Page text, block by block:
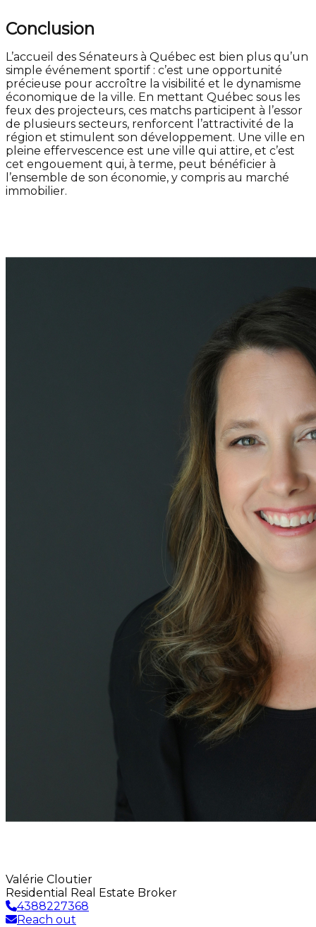
Conclusion
L’accueil des Sénateurs à Québec est bien plus qu’un
simple événement sportif : c’est une opportunité
précieuse pour accroître la visibilité et le dynamisme
économique de la ville. En mettant Québec sous les
feux des projecteurs, ces matchs participent à l’essor
de plusieurs secteurs, renforcent l’attractivité de la
région et stimulent son développement. Une ville en
pleine effervescence est une ville qui attire, et c’est
cet engouement qui, à terme, peut bénéficier à
l’ensemble de son économie, y compris au marché
immobilier.
Valérie Cloutier
Residential Real Estate Broker
4388227368
Reach out